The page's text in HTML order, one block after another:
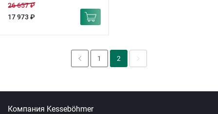
17 973 ₽
26 657 ₽
1 2
Компания Kesseböhmer